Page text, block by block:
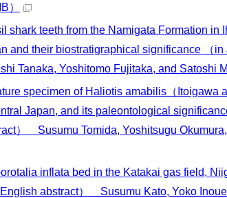
）
shark teeth from the Namigata Formation in
and their biostratigraphical significance （
Tanaka, Yoshitomo Fujitaka, and Satoshi
specimen of Haliotis amabilis（Itoigawa
Japan, and its paleontological
） Susumu Tomida, Yoshitsugu
inflata bed in the Katakai gas field,
abstract） Susumu Kato, Yoko